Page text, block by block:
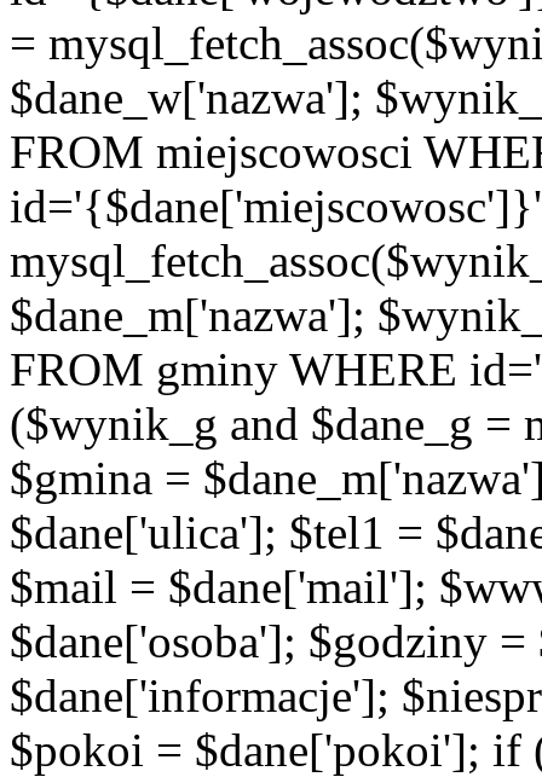
=
$dane_w['nazwa'];
FROM miejscowosci
$dane_m['nazwa'];
FROM gminy WHERE
($wynik_g and $dane_g =
$gmina =
$dane['ulica']; $tel1 =
$mail = $dane['mail'];
$dane['osoba']; $godziny
$dane['informacje'];
$pokoi = $dane['pokoi']; if